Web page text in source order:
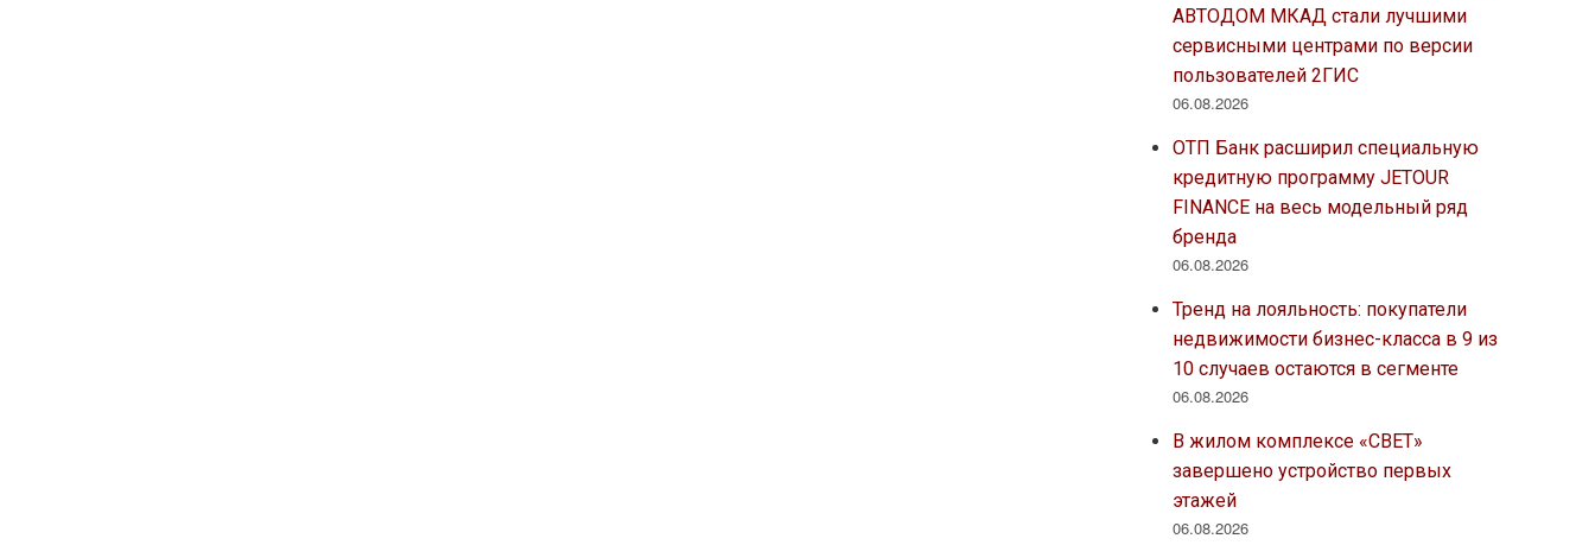
АВТОДОМ МКАД стали лучшими
сервисными центрами по версии
пользователей 2ГИС
06.08.2026
ОТП Банк расширил специальную
кредитную программу JETOUR
FINANCE на весь модельный ряд
бренда
06.08.2026
Тренд на лояльность: покупатели
недвижимости бизнес-класса в 9 из
10 случаев остаются в сегменте
06.08.2026
В жилом комплексе «СВЕТ»
завершено устройство первых
этажей
06.08.2026